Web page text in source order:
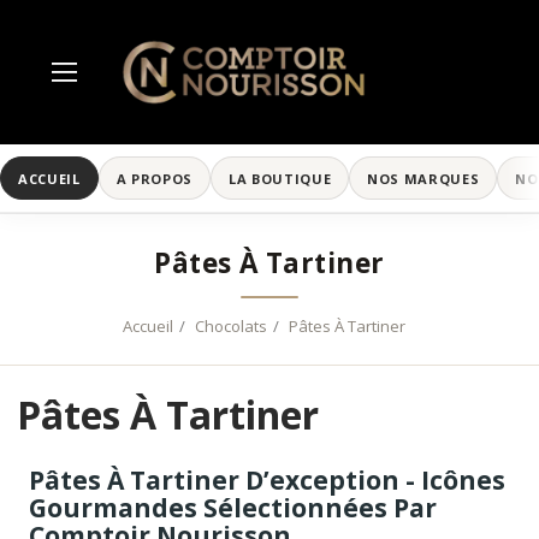
ACCUEIL A PROPOS LA BOUTIQUE NOS MARQUES
Pâtes À Tartiner
Accueil Chocolats Pâtes À Tartiner
Pâtes À Tartiner
Pâtes À Tartiner D’exception - Icônes
Gourmandes Sélectionnées Par